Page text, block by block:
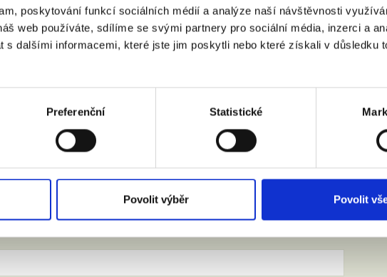
poskytování funkcí sociálních médií a analýze naší návštěvnosti
web používáte, sdílíme se svými partnery pro sociální média, inzerci a
s dalšími informacemi, které jste jim poskytli nebo které získali v důsledku
Preferenční Statistické
Povolit výběr Povolit